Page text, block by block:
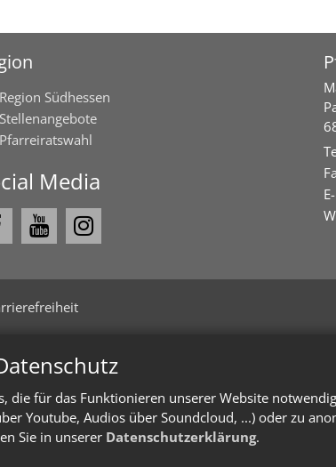
die für das Funktionieren unserer Website
Youtube, Audios über Soundcloud, ...) oder zu
Sie in unserer Datenschutzerklärung.
Region Südhessen
Stellenangebote
Pfarreiratswahl
Media